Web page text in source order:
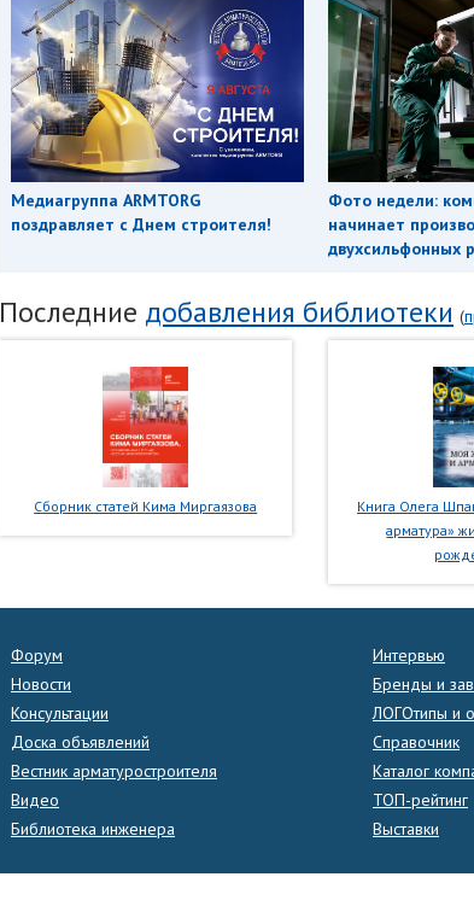
Медиагруппа ARMTORG
поздравляет с Днем строителя!
Фото недели:
начинает
двухсильфонных
Последние добавления библиотеки (
Сборник статей Кима Миргаязова
Книга Олега
арматура»
Форум
Новости
Консультации
Доска объявлений
Вестник арматуростроителя
Видео
Библиотека инженера
Интервью
Бренды и
ЛОГОтипы и
Справочник
Каталог
ТОП-рейтинг
Выставки